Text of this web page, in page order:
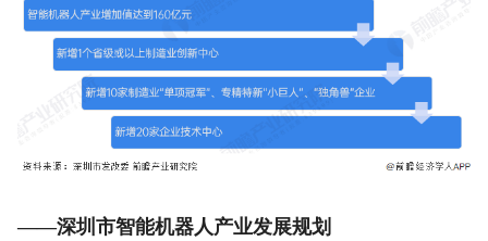
——深圳市智能机器人产业发展规划